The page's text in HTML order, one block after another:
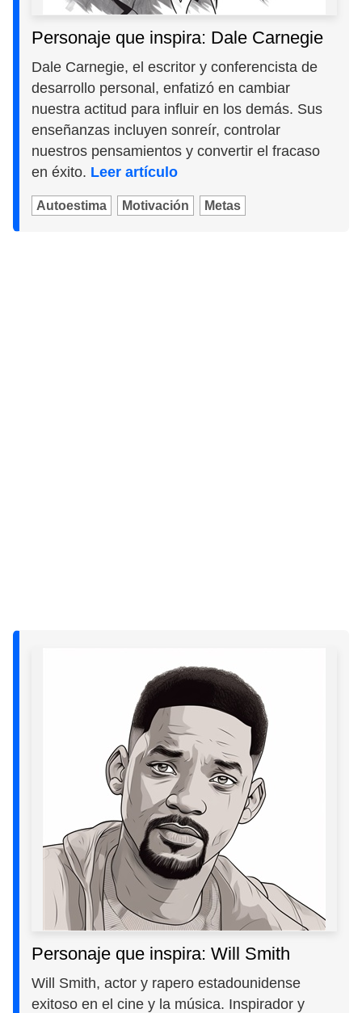
Personaje que inspira: Dale Carnegie
Dale Carnegie, el escritor y conferencista de
desarrollo personal, enfatizó en cambiar
nuestra actitud para influir en los demás. Sus
enseñanzas incluyen sonreír, controlar
nuestros pensamientos y convertir el fracaso
en éxito. Leer artículo
Autoestima Motivación Metas
Personaje que inspira: Will Smith
Will Smith, actor y rapero estadounidense
exitoso en el cine y la música. Inspirador y